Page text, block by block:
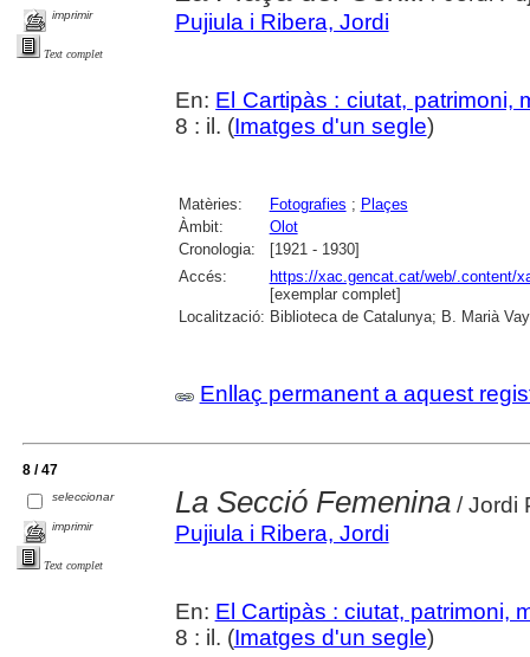
imprimir
Text complet
Pujiula i Ribera, Jordi
En: El Cartipàs : ciutat, patrimoni,
8 : il. (Imatges d'un segle)
Matèries: Fotografies ; Plaçes
Àmbit:
Olot
Cronologia:
[1921 - 1930]
Accés:
https://xac.gencat.cat/web/.content/
[exemplar complet]
Localització: Biblioteca de Catalunya; B. Marià
Enllaç permanent a aquest
8 / 47
seleccionar
imprimir
Text complet
La Secció Femenina/ Jordi
Pujiula i Ribera, Jordi
En: El Cartipàs : ciutat, patrimoni,
8 : il. (Imatges d'un segle)